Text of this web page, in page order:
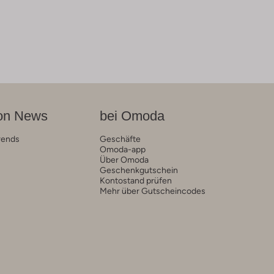
News bei Omoda
Geschäfte
Omoda-app
Über Omoda
Geschenkgutschein
Kontostand prüfen
Mehr über Gutscheincodes